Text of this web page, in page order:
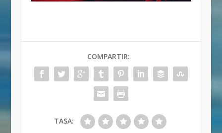
COMPARTIR:
TASA: